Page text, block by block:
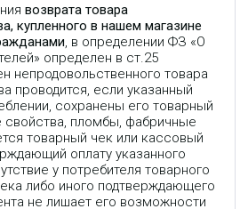
возврата товара
купленного в нашем магазине
, в определении ФЗ «О
определен в ст.25
непродовольственного товара
проводится, если указанный
сохранены его товарный
свойства, пломбы, фабричные
товарный чек или кассовый
оплату указанного
у потребителя товарного
либо иного подтверждающего
не лишает его возможности